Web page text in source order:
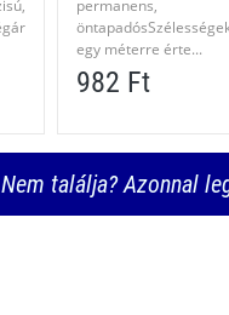
egy méterre érte...
982 Ft
Nem találja? Azonnal